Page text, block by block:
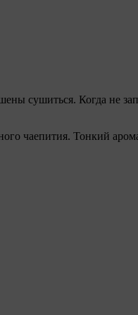
сушиться. Когда не
чаепития. Тонкий